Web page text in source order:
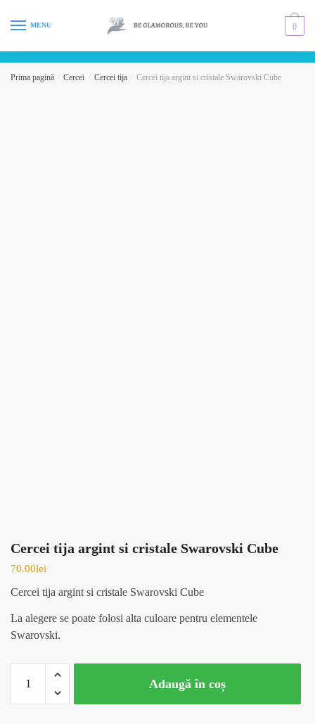
MENU 0
Prima pagină Cercei Cercei tija Cercei tija argint si cristale Swarovski Cube
Cercei tija argint si cristale Swarovski Cube
70.00lei
Cercei tija argint si cristale Swarovski Cube
La alegere se poate folosi alta culoare pentru elementele
Swarovski.
Cercei
tija
Adaugă în coș